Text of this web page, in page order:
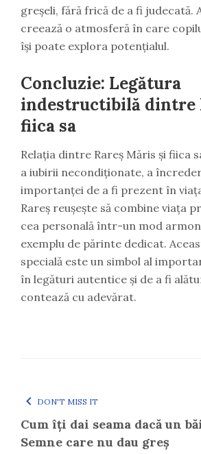
greșeli, fără frică de a fi judecată.
creează o atmosferă în care
își poate explora potențialul.
Concluzie: Legătura
indestructibilă dintre
fiica sa
Relația dintre Rareș Măris și fiica
a iubirii necondiționate, a
importanței de a fi prezent în
Rareș reușește să combine viața
cea personală într-un mod
exemplu de părinte dedicat.
specială este un simbol al
în legături autentice și de a fi
contează cu adevărat.
DON'T MISS IT
Cum îți dai seama dacă un
Semne care nu dau greș